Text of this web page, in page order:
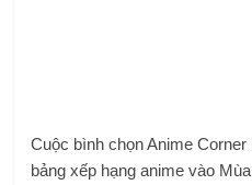
Cuộc bình chọn Anime
bảng xếp hạng anime vào